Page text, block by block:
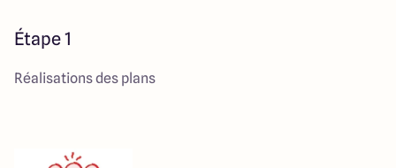
Étape 1
Réalisations des plans